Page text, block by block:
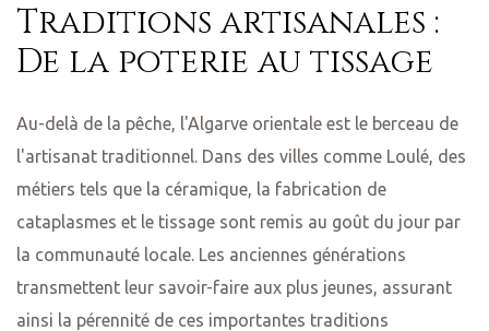
Traditions artisanales :
De la poterie au tissage
Au-delà de la pêche, l'Algarve orientale est le berceau de
l'artisanat traditionnel. Dans des villes comme Loulé, des
métiers tels que la céramique, la fabrication de
cataplasmes et le tissage sont remis au goût du jour par
la communauté locale. Les anciennes générations
transmettent leur savoir-faire aux plus jeunes, assurant
ainsi la pérennité de ces importantes traditions